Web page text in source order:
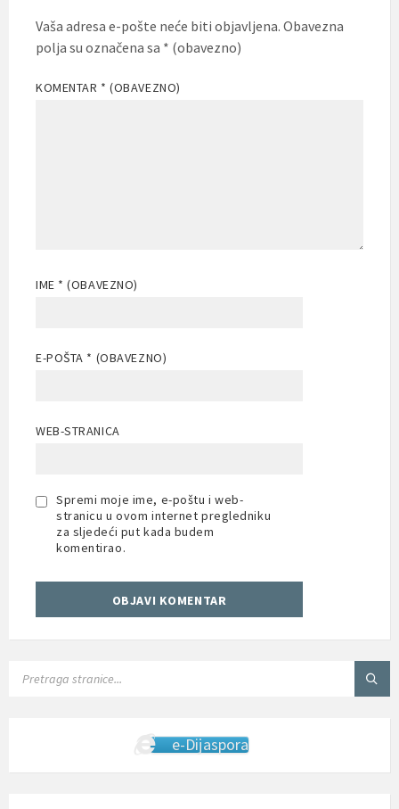
Vaša adresa e-pošte neće biti objavljena. Obavezna
polja su označena sa * (obavezno)
KOMENTAR * (OBAVEZNO)
IME * (OBAVEZNO)
E-POŠTA * (OBAVEZNO)
WEB-STRANICA
Spremi moje ime, e-poštu i web-
stranicu u ovom internet pregledniku
za sljedeći put kada budem
komentirao.
e-Dijaspora